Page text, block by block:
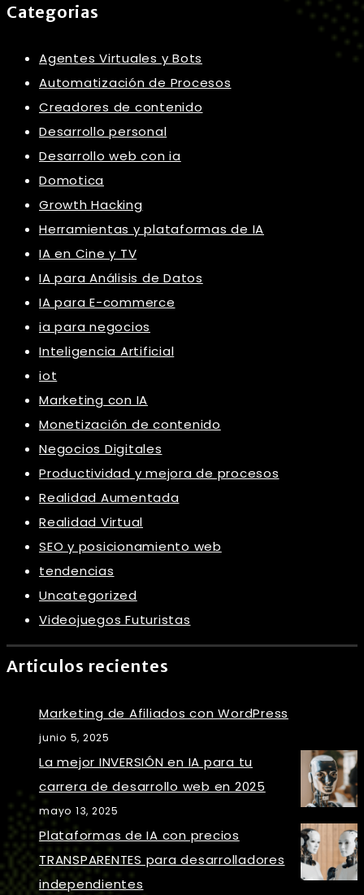
Categorias
Agentes Virtuales y Bots
Automatización de Procesos
Creadores de contenido
Desarrollo personal
Desarrollo web con ia
Domotica
Growth Hacking
Herramientas y plataformas de IA
IA en Cine y TV
IA para Análisis de Datos
IA para E-commerce
ia para negocios
Inteligencia Artificial
iot
Marketing con IA
Monetización de contenido
Negocios Digitales
Productividad y mejora de procesos
Realidad Aumentada
Realidad Virtual
SEO y posicionamiento web
tendencias
Uncategorized
Videojuegos Futuristas
Articulos recientes
Marketing de Afiliados con WordPress
junio 5, 2025
La mejor INVERSIÓN en IA para tu
carrera de desarrollo web en 2025
mayo 13, 2025
Plataformas de IA con precios
TRANSPARENTES para desarrolladores
independientes